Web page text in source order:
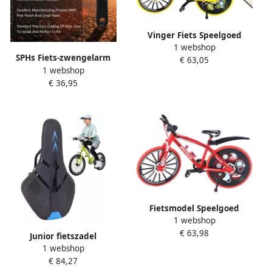
SPHs Fiets-zwengelarm
Reserve fiets-pedaalarm
Zwart Fietskrankstel
racefiets
1 webshop
€ 36,95
Vinger Fiets Speelgoed
Miniatuur Racefiets
Buitenspelen Flexibele
1 webshop
€ 63,05
Junior fietszadel
Kinderzadel racefiets
Comfortabel fietsen Smal
1 webshop
€ 84,27
Fietsmodel Speelgoed
Miniatuur Racefiets
Huisdecoratie Kinderen
1 webshop
€ 63,98